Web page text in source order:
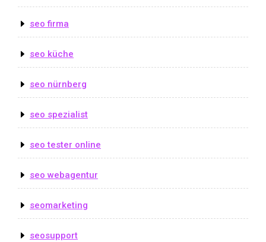
seo firma
seo küche
seo nürnberg
seo spezialist
seo tester online
seo webagentur
seomarketing
seosupport